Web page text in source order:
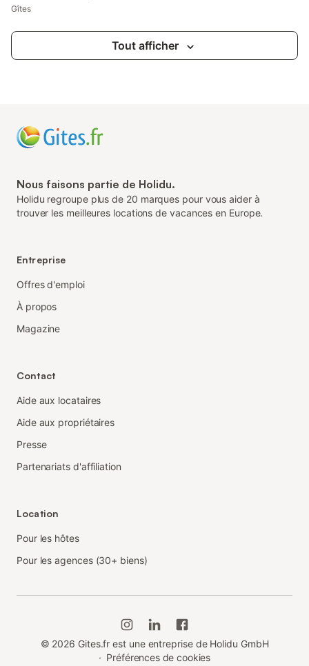
Gîtes
Tout afficher
Nous faisons partie de Holidu.
Holidu regroupe plus de 20 marques pour vous aider à
trouver les meilleures locations de vacances en Europe.
Entreprise
Offres d'emploi
À propos
Magazine
Contact
Aide aux locataires
Aide aux propriétaires
Presse
Partenariats d'affiliation
Location
Pour les hôtes
Pour les agences (30+ biens)
© 2026 Gites.fr est une entreprise de Holidu GmbH
· Préférences de cookies